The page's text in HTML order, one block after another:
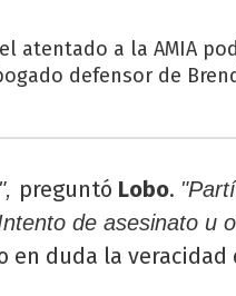
atentado a la AMIA
defensor de
preguntó Lobo.
de asesinato u
en duda la veracidad